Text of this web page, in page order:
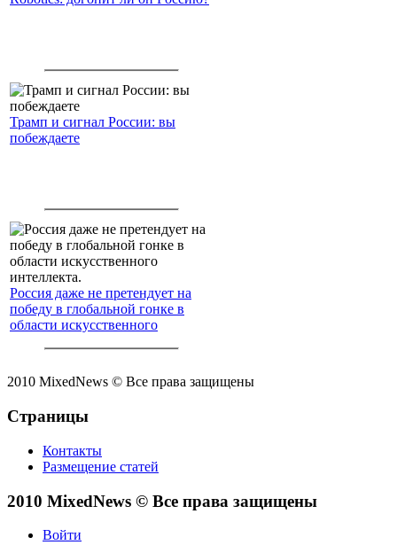
Трамп и сигнал России: вы
побеждаете
Россия даже не претендует на
победу в глобальной гонке в
области искусственного
2010 MixedNews © Все права защищены
Страницы
Контакты
Размещение статей
2010 MixedNews © Все права защищены
Войти